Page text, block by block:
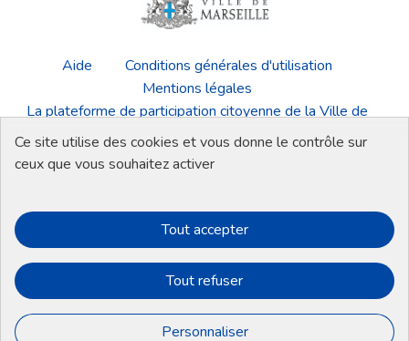
Aide
Conditions générales d'utilisation
Mentions légales
La plateforme de participation citoyenne de la Ville de
Marseille
Télécharger les fichiers Open Data
Plateforme de participation de la Ville
Plateforme de participation de la
Plateforme de participation
Plateforme de
(Lien externe)
(Lien externe)
Ce site utilise des cookies et vous donne le contrôle sur
ceux que vous souhaitez activer
Tout accepter
Tout refuser
Personnaliser